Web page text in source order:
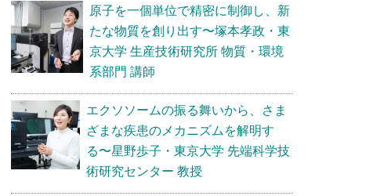
原子を一個単位で精密に制御し、新
たな物質を創り出す〜塚本孝政・東
京大学 生産技術研究所 物質・環境
系部門 講師
エクソソームの振る舞いから、さま
ざまな疾患のメカニズムを解明す
る〜星野歩子・東京大学 先端科学技
術研究センター 教授